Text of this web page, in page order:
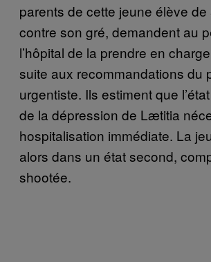
parents de cette jeune élève
contre son gré, demandent au
l’hôpital de la prendre en
suite aux recommandations du
urgentiste. Ils estiment que
de la dépression de Lætitia
hospitalisation immédiate. La
alors dans un état second,
shootée.